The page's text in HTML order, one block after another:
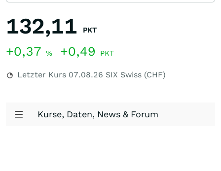
132,11 PKT
+0,37 % +0,49 PKT
Letzter Kurs 07.08.26 SIX Swiss (CHF)
Kurse, Daten, News & Forum